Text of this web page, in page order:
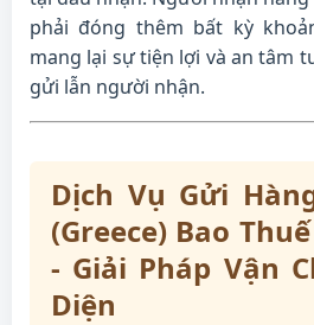
phải đóng thêm bất kỳ
mang lại sự tiện lợi và an tâm
gửi lẫn người nhận.
Dịch Vụ Gửi
(Greece) Bao
- Giải Pháp Vận
Diện